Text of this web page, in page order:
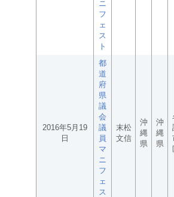
ニ
フ
ェ
ス
ト
2016年5月19
日
都
道
府
県
議
会
議
員
マ
ニ
フ
ェ
ス
末松
文信
沖
縄
県
沖
縄
県